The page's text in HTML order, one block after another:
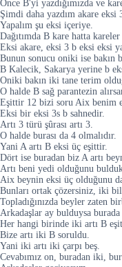
Önce B'yi yazdığımızda ve
Şimdi daha yazdım akare eksi
Yapalım şu eksi içeriye.
Dağıtımda B kare hatta
Eksi akare, eksi 3 b eksi eksi
Bunun sonucu oniki ise bakın
B Kalecik, Sakarya yerine b
Oniki bakın iki tane terim
O halde B sağ parantezin
Eşittir 12 bizi soru Aix benim
Eksi bir eksi 3s b sahnedir.
Artı 3 türü şûrası artı 3.
O halde burası da 4 olmalıdır.
Yani A artı B eksi üç eşittir.
Dört ise buradan biz A artı
Artı beni yedi olduğunu
Aix beynin eksi üç olduğunu
Bunları ortak çözersiniz, iki
Topladığınızda beyler zaten
Arkadaşlar ay bulduysa
Her hangi birinde iki artı B
Bize artı iki B soruldu.
Yani iki artı iki çarpı beş.
Cevabımız on, buradan iki,